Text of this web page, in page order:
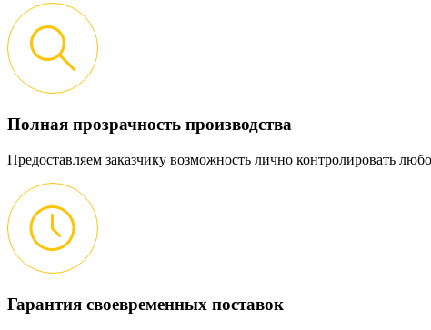
Полная прозрачность производства
Предоставляем заказчику возможность лично контролировать
Гарантия своевременных поставок